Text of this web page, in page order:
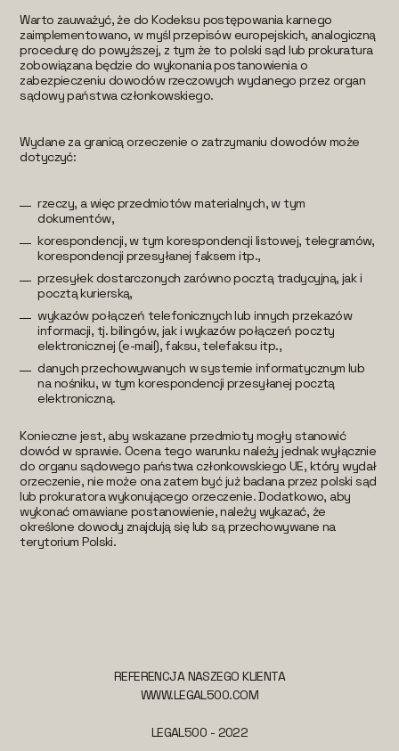
Warto zauważyć, że do Kodeksu postępowania karnego
zaimplementowano, w myśl przepisów europejskich, analogiczną
procedurę do powyższej, z tym że to polski sąd lub prokuratura
zobowiązana będzie do wykonania postanowienia o
zabezpieczeniu dowodów rzeczowych wydanego przez organ
sądowy państwa członkowskiego.
Wydane za granicą orzeczenie o zatrzymaniu dowodów może
dotyczyć:
rzeczy, a więc przedmiotów materialnych, w tym
dokumentów,
korespondencji, w tym korespondencji listowej, telegramów,
korespondencji przesyłanej faksem itp.,
przesyłek dostarczonych zarówno pocztą tradycyjną, jak i
pocztą kurierską,
wykazów połączeń telefonicznych lub innych przekazów
informacji, tj. bilingów, jak i wykazów połączeń poczty
elektronicznej (e-mail), faksu, telefaksu itp.,
danych przechowywanych w systemie informatycznym lub
na nośniku, w tym korespondencji przesyłanej pocztą
elektroniczną.
Konieczne jest, aby wskazane przedmioty mogły stanowić
dowód w sprawie. Ocena tego warunku należy jednak wyłącznie
do organu sądowego państwa członkowskiego UE, który wydał
orzeczenie, nie może ona zatem być już badana przez polski sąd
lub prokuratora wykonującego orzeczenie. Dodatkowo, aby
wykonać omawiane postanowienie, należy wykazać, że
określone dowody znajdują się lub są przechowywane na
terytorium Polski.
REFERENCJA NASZEGO KLIENTA
WWW.LEGAL500.COM
LEGAL500 - 2022